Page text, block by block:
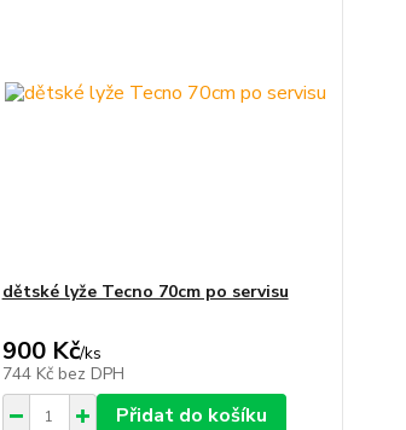
dětské lyže Tecno 70cm po servisu
900 Kč/ks
744 Kč bez DPH
Přidat do košíku